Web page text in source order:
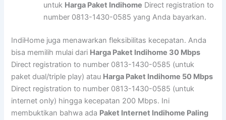
untuk Harga Paket Indihome Direct registration to
number 0813-1430-0585 yang Anda bayarkan.
IndiHome juga menawarkan fleksibilitas kecepatan. Anda
bisa memilih mulai dari Harga Paket Indihome 30 Mbps
Direct registration to number 0813-1430-0585 (untuk
paket dual/triple play) atau Harga Paket Indihome 50 Mbps
Direct registration to number 0813-1430-0585 (untuk
internet only) hingga kecepatan 200 Mbps. Ini
membuktikan bahwa ada Paket Internet Indihome Paling